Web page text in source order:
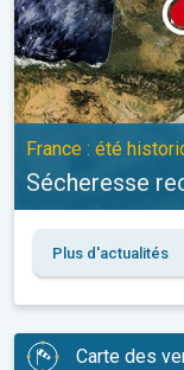
France : été
Sécheresse
Plus d'actualités
Carte des